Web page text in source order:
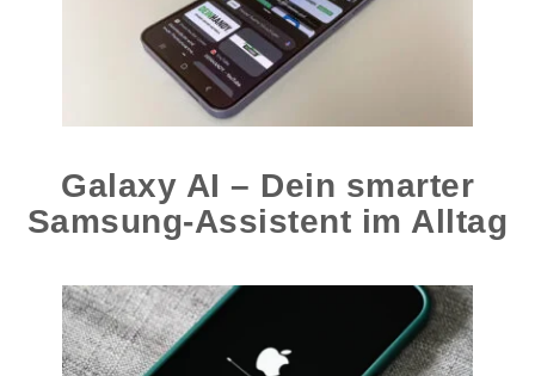
Galaxy AI – Dein smarter
Samsung-Assistent im Alltag